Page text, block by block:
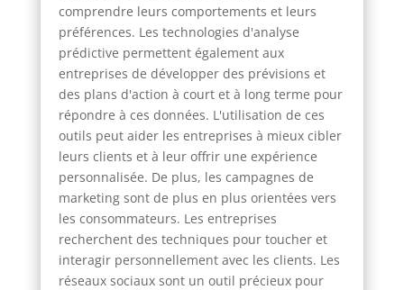
comprendre leurs comportements et leurs
préférences. Les technologies d'analyse
prédictive permettent également aux
entreprises de développer des prévisions et
des plans d'action à court et à long terme pour
répondre à ces données. L'utilisation de ces
outils peut aider les entreprises à mieux cibler
leurs clients et à leur offrir une expérience
personnalisée. De plus, les campagnes de
marketing sont de plus en plus orientées vers
les consommateurs. Les entreprises
recherchent des techniques pour toucher et
interagir personnellement avec les clients. Les
réseaux sociaux sont un outil précieux pour